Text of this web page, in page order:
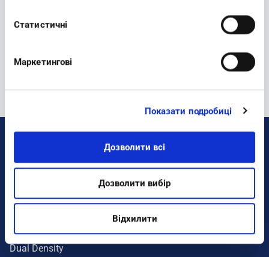
Статистичні
Маркетингові
Показати подробиці
Дозволити всі
Дозволити вибір
Відхилити
Colorati
Dual Density